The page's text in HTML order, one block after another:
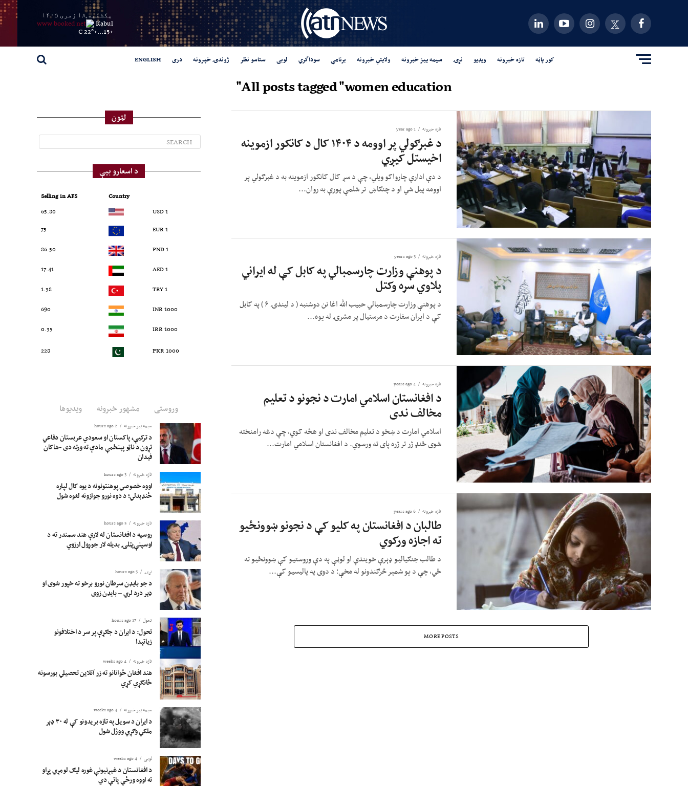
یکشنبه,۱۸ زمری ۱۴۰۵
Kabul
+
15...
+
22° C
کور پاڼه تازه خبرونه ویډیو نړۍ سیمه ییز خبرونه ولایتي خبرونه برنامې سوداگري لوبی ستاسو نظر ژوندۍ خپرونه دری ENGLISH
All posts tagged "women education"
تازه خبرونه 1 year ago
د غبرګولي پر اوومه د ۱۴۰۴ کال د کانکور ازموینه
اخیستل کیږي
د دې ادارې چارواکو ویلي، چې د سږ کال کانکور ازموینه به د غبرګولي پر
اوومه پیل شي او د چنګاښ تر شلمې پورې به روان...
تازه خبرونه 3 years ago
د پوهنې وزارت چارسمبالي په کابل کې له ایراني
پلاوي سره وکتل
د پوهنې وزارت چارسمبالي حبیب الله اغا نن دوشنبه ( د لیندۍ ۶ ) په کابل
کې د ایران سفارت د مرستیال پر مشرۍ له یوه...
تازه خبرونه 4 years ago
د افغانستان اسلامي امارت د نجونو د تعلیم
مخالف ندی
اسلامي امارت د ښځو د تعلیم مخالف ندی او هڅه کوي، چې دغه رامنځته
شوی ځنډ ژر تر ژره پای ته ورسوي. د افغانستان اسلامي امارت...
تازه خبرونه 6 years ago
طالبان د افغانستان په کلیو کې د نجونو ښوونځیو
ته اجازه ورکوي
د طالب جنګیالیو ډېرې خويندې او لوڼې په دې وروستیو کې ښوونځیو ته
ځي، چې د یو شمېر څرګندونو له مخې؛ د دوی په پالیسیو کې...
MORE POSTS
لټون
د اسعارو بیې
Country
Selling in AFS
1 USD
65.80
1 EUR
75
1 PND
86.50
1 AED
17.41
1 TRY
1.38
1000 INR
690
1000 IRR
0.35
1000 PKR
228
وروستی مشهور خبرونه ویدیوها
سیمه ییز خبرونه 2 hours ago
د ترکیې، پاکستان او سعودي عربستان دفاعي
تړون د ناټو پېنځمې مادې ته ورته دی -هاکان
فیدان
تازه خبرونه 3 hours ago
اووه خصوصي پوهنتونونه د یوه کال لپاره
ځنډېدلي؛ د دوه نورو جوازونه لغوه شول
تازه خبرونه 5 hours ago
روسیه د افغانستان له لارې هند سمندر ته د
اوسپنې‌پټلۍ بدیله لار جوړول ارزوي
نړۍ 5 hours ago
د جو بایډن سرطان نورو برخو ته خپور شوی او
ډېر درد لري – بایډن زوی
تحول 17 hours ago
تحول: د ایران د جګړې پر سر د اختلافونو
زیاتېدا
تازه خبرونه 4 weeks ago
هند افغان ځوانانو ته زر آنلاین تحصیلي بورسونه
ځانګړي کړي
سیمه ییز خبرونه 4 weeks ago
د ایران د سویل په تازه بریدونو کې له ۳۰ ډېر
ملکي وګړي ووژل شول
لوبی 4 weeks ago
د افغانستان د غېږنیونې غوره لیګ لومړي پړاو
ته اووه ورځې پاتې دي